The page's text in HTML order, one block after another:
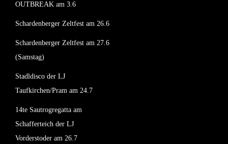
OUTBREAK am 3.6
Schardenberger Zeltfest am 26.6
Schardenberger Zeltfest am 27.6
(Samstag)
Stadldisco der LJ
Taufkirchen/Pram am 24.7
14te Sautrogregatta am
Schafferteich der LJ
Vorderstoder am 26.7